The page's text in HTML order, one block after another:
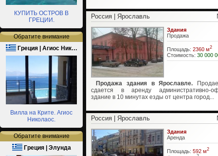
КУПИТЬ ОСТРОВ В
ГРЕЦИИ.
Обратите внимание
Греция | Агиос Ник…
Вилла на Крите. Агиос
Николаос.
Обратите внимание
Греция | Элунда
Россия | Ярославль
Здания
Продажа
Площадь: 2360 м2
Стоимость: 30 000
Продажа здания в Ярославле.
сдается в аренду административно-
здание в 10 минутах езды от центра город...
Россия | Ярославль
Здания
Аренда
Площадь: 592 м2